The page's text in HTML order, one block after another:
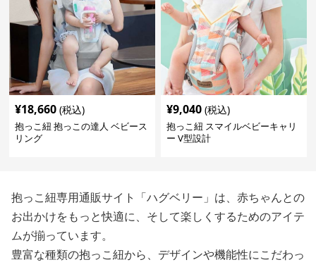
¥18,660 (税込)
抱っこ紐 抱っこの達人 ベビース
リング
¥9,040 (税込)
抱っこ紐 スマイルベビーキャリ
ー V型設計
抱っこ紐専用通販サイト「ハグベリー」は、赤ちゃんとの
お出かけをもっと快適に、そして楽しくするためのアイテ
ムが揃っています。
豊富な種類の抱っこ紐から、デザインや機能性にこだわっ